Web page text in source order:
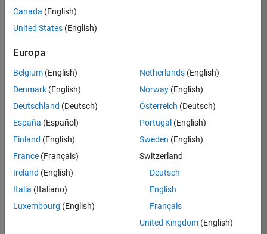
Inicie
sesión
en
cuenta
de
empleo
Contraseña
¿Olvidó
Canada (English)
United States (English)
Europa
Belgium (English)
Denmark (English)
Deutschland (Deutsch)
España (Español)
Finland (English)
France (Français)
Ireland (English)
Italia (Italiano)
Luxembourg (English)
Netherlands(English)
Norway(English)
Österreich (Deutsch)
Portugal (English)
Sweden (English)
Switzerland
Deutsch
English
Français
United Kingdom(English)